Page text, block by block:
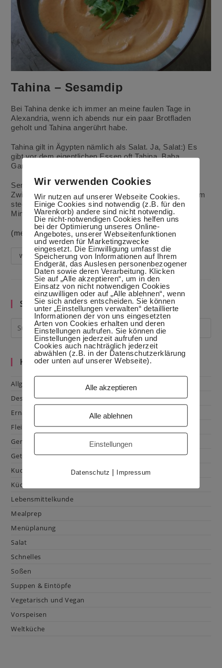
Tahina – Sesamdip
Bei Tahina denke ich immer an meine faulen Tage in
Alexandria, wenn ich abends nur ein paar Brotfladen
geholt und Tahina angerührt habe.
Tahina gilt in Ägypten nämlich als Salat. Ja, Salat:) Es
gibt vor dem eigentlichen Essen oft Tahina, Baba
Ganoush, gemischten Salat usw.
Serviere zum Dip Gemüsesticks. So wird es eine tolle
Zwischenmahlzeit für die ganze Familie. Denn in Sesam
stecken gute ungesättigte Fettsäuren, Vitamine und
Mineralien.
(mehr …)
WeiterlesenTahina
–
Sesamdip
Suche im Blog
Kategorien
Allgemein
Dessert
Ernährung
Fleisch & Geflügel
Gemüse
Getränke
Kuchen & Gebäck
Küchenhacks
Lebensmittelkunde
Mealprep
Menüplanung
Salat
Schnelles
Soßen
Suppen & Eintöpfe
Vegetarisch und Vegan
Vorspeisen
Weltküche
Wir verwenden Cookies
Wir nutzen auf unserer Webseite Cookies.
Einige Cookies sind notwendig (z.B. für den
Warenkorb) andere sind nicht notwendig.
Die nicht-notwendigen Cookies helfen uns
bei der Optimierung unseres Online-
Angebotes, unserer Webseitenfunktionen
und werden für Marketingzwecke
eingesetzt. Die Einwilligung umfasst die
Speicherung von Informationen auf Ihrem
Endgerät, das Auslesen personenbezogener
Daten sowie deren Verarbeitung. Klicken
Sie auf „Alle akzeptieren“, um in den
Einsatz von nicht notwendigen Cookies
einzuwilligen oder auf „Alle ablehnen“, wenn
Sie sich anders entscheiden. Sie können
unter „Einstellungen verwalten“ detaillierte
Informationen der von uns eingesetzten
Arten von Cookies erhalten und deren
Einstellungen aufrufen. Sie können die
Einstellungen jederzeit aufrufen und
Cookies auch nachträglich jederzeit
abwählen (z.B. in der Datenschutzerklärung
oder unten auf unserer Webseite).
Alle akzeptieren
Alle ablehnen
Einstellungen
Datenschutz | Impressum